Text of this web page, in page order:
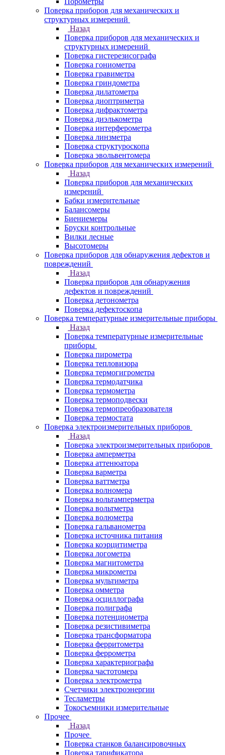
Поверка приборов для механических и
структурных измерений
Назад
Поверка приборов для механических и
структурных измерений
Поверка гистерезисографа
Поверка гониометра
Поверка гравиметра
Поверка гриндометра
Поверка дилатометра
Поверка диоптриметра
Поверка дифрактометра
Поверка диэлькометра
Поверка интерферометра
Поверка линзметра
Поверка структуроскопа
Поверка эвольвентомера
Поверка приборов для механических измерений
Назад
Поверка приборов для механических
измерений
Бабки измерительные
Балансомеры
Биениемеры
Бруски контрольные
Вилки лесные
Высотомеры
Поверка приборов для обнаружения дефектов и
повреждений
Назад
Поверка приборов для обнаружения
дефектов и повреждений
Поверка детонометра
Поверка дефектоскопа
Поверка температурные измерительные приборы
Назад
Поверка температурные измерительные
приборы
Поверка пирометра
Поверка тепловизора
Поверка термогигрометра
Поверка термодатчика
Поверка термометра
Поверка термоподвески
Поверка термопреобразователя
Поверка термостата
Поверка электроизмерительных приборов
Назад
Поверка электроизмерительных приборов
Поверка амперметра
Поверка аттенюатора
Поверка варметра
Поверка ваттметра
Поверка волномера
Поверка вольтамперметра
Поверка вольтметра
Поверка волюметра
Поверка гальванометра
Поверка источника питания
Поверка коэрцитиметра
Поверка логометра
Поверка магнитометра
Поверка микрометра
Поверка мультиметра
Поверка омметра
Поверка осциллографа
Поверка полиграфа
Поверка потенциометра
Поверка резистивиметра
Поверка трансформатора
Поверка ферритометра
Поверка феррометра
Поверка характериографа
Поверка частотомера
Поверка электрометра
Счетчики электроэнергии
Тесламетры
Токосъемники измерительные
Прочее
Назад
Прочее
Поверка станков балансировочных
Поверка тарификатора